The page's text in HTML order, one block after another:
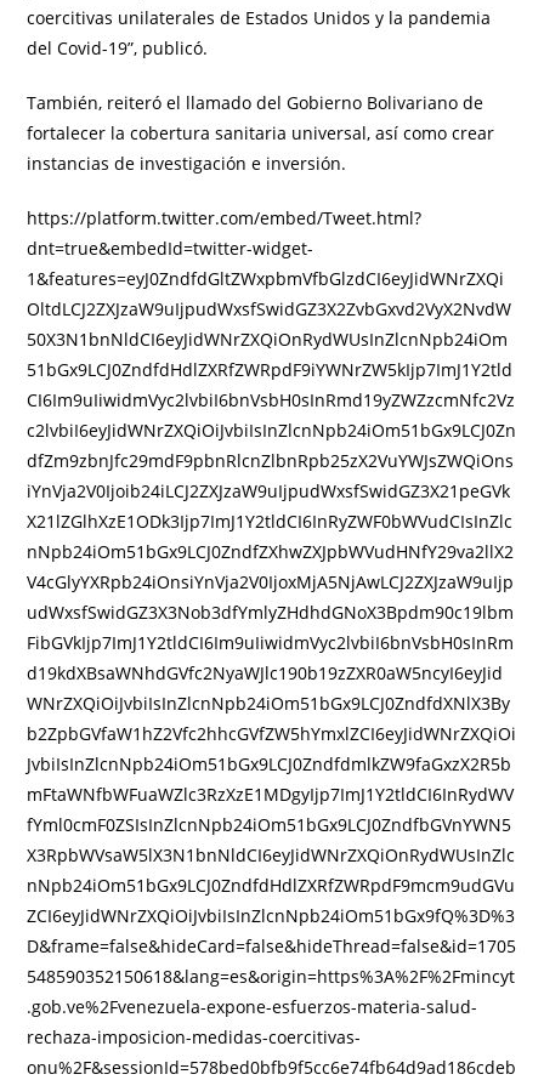
coercitivas unilaterales de Estados Unidos y la pandemia
del Covid-19”, publicó.
También, reiteró el llamado del Gobierno Bolivariano de
fortalecer la cobertura sanitaria universal, así como crear
instancias de investigación e inversión.
https://platform.twitter.com/embed/Tweet.html?
dnt=true&embedId=twitter-widget-
1&features=eyJ0ZndfdGltZWxpbmVfbGlzdCI6eyJidWNrZXQi
OltdLCJ2ZXJzaW9uIjpudWxsfSwidGZ3X2ZvbGxvd2VyX2NvdW
50X3N1bnNldCI6eyJidWNrZXQiOnRydWUsInZlcnNpb24iOm
51bGx9LCJ0ZndfdHdlZXRfZWRpdF9iYWNrZW5kIjp7ImJ1Y2tld
CI6Im9uIiwidmVyc2lvbiI6bnVsbH0sInRmd19yZWZzcmNfc2Vz
c2lvbiI6eyJidWNrZXQiOiJvbiIsInZlcnNpb24iOm51bGx9LCJ0Zn
dfZm9zbnJfc29mdF9pbnRlcnZlbnRpb25zX2VuYWJsZWQiOns
iYnVja2V0Ijoib24iLCJ2ZXJzaW9uIjpudWxsfSwidGZ3X21peGVk
X21lZGlhXzE1ODk3Ijp7ImJ1Y2tldCI6InRyZWF0bWVudCIsInZlc
nNpb24iOm51bGx9LCJ0ZndfZXhwZXJpbWVudHNfY29va2llX2
V4cGlyYXRpb24iOnsiYnVja2V0IjoxMjA5NjAwLCJ2ZXJzaW9uIjp
udWxsfSwidGZ3X3Nob3dfYmlyZHdhdGNoX3Bpdm90c19lbm
FibGVkIjp7ImJ1Y2tldCI6Im9uIiwidmVyc2lvbiI6bnVsbH0sInRm
d19kdXBsaWNhdGVfc2NyaWJlc190b19zZXR0aW5ncyI6eyJid
WNrZXQiOiJvbiIsInZlcnNpb24iOm51bGx9LCJ0ZndfdXNlX3By
b2ZpbGVfaW1hZ2Vfc2hhcGVfZW5hYmxlZCI6eyJidWNrZXQiOi
JvbiIsInZlcnNpb24iOm51bGx9LCJ0ZndfdmlkZW9faGxzX2R5b
mFtaWNfbWFuaWZlc3RzXzE1MDgyIjp7ImJ1Y2tldCI6InRydWV
fYml0cmF0ZSIsInZlcnNpb24iOm51bGx9LCJ0ZndfbGVnYWN5
X3RpbWVsaW5lX3N1bnNldCI6eyJidWNrZXQiOnRydWUsInZlc
nNpb24iOm51bGx9LCJ0ZndfdHdlZXRfZWRpdF9mcm9udGVu
ZCI6eyJidWNrZXQiOiJvbiIsInZlcnNpb24iOm51bGx9fQ%3D%3
D&frame=false&hideCard=false&hideThread=false&id=1705
548590352150618&lang=es&origin=https%3A%2F%2Fmincyt
.gob.ve%2Fvenezuela-expone-esfuerzos-materia-salud-
rechaza-imposicion-medidas-coercitivas-
onu%2F&sessionId=578bed0bfb9f5cc6e74fb64d9ad186cdeb